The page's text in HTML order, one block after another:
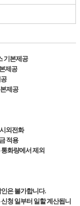
기본제공
제공
제공
외전화
적용
통화량에서 제외
은 불가합니다.
청 일부터 일할 계산됩니